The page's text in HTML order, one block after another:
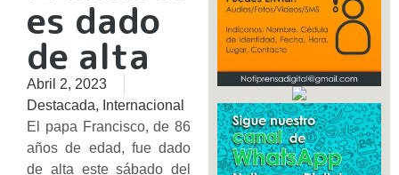
es dado
de alta
Abril 2, 2023
Destacada, Internacional
El papa Francisco, de 86
años de edad, fue dado
de alta este sábado del